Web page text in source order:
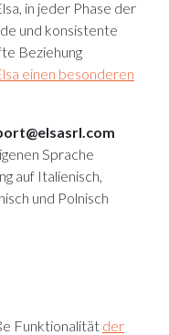
in jeder Phase der
und konsistente
Beziehung
einen besonderen
Sprache
auf Italienisch,
und Polnisch
Funktionalität der